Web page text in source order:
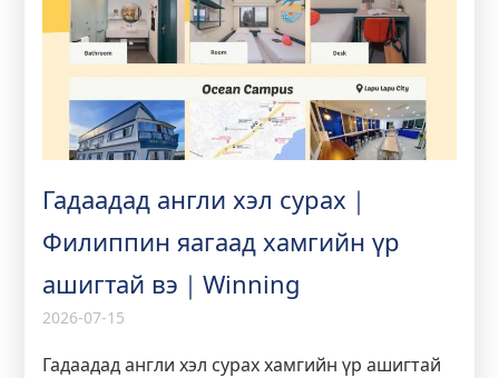
Гадаадад англи хэл сурах｜
Филиппин яагаад хамгийн үр
ашигтай вэ｜Winning
2026-07-15
Гадаадад англи хэл сурах хамгийн үр ашигтай